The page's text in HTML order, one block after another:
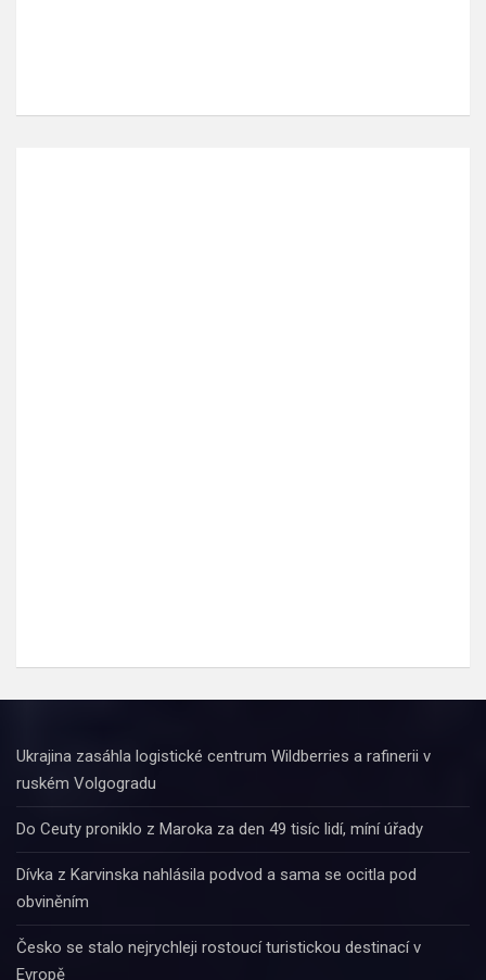
Ukrajina zasáhla logistické centrum Wildberries a rafinerii v
ruském Volgogradu
Do Ceuty proniklo z Maroka za den 49 tisíc lidí, míní úřady
Dívka z Karvinska nahlásila podvod a sama se ocitla pod
obviněním
Česko se stalo nejrychleji rostoucí turistickou destinací v
Evropě